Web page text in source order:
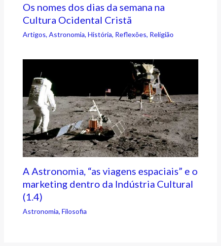
Os nomes dos dias da semana na
Cultura Ocidental Cristã
Artigos, Astronomia, História, Reflexões, Religião
A Astronomia, “as viagens espaciais” e o
marketing dentro da Indústria Cultural
(1.4)
Astronomia, Filosofia